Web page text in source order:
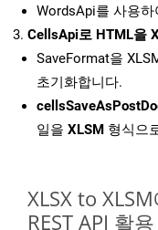
WordsApi를 사용
CellsApi로 HTML을
SaveFormat을
초기화합니다.
일을 XLSM 형식으
XLSX to
REST API 활